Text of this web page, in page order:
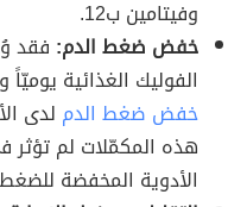
وفيتامين ب12.
خفض ضغط الدم: فقد
الفوليك الغذائية يوميّاً ولمدة 6 أسابيع
خفض ضغط الدم لدى
هذه المكمّلات لم تؤثر
الأدوية المخفضة